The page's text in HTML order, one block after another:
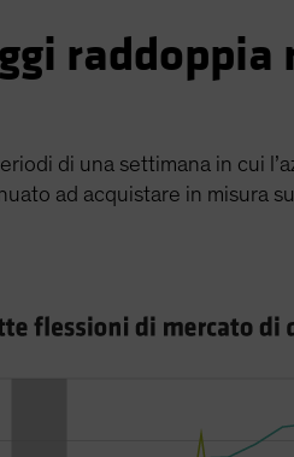
di una settimana in cui
ad acquistare in misura